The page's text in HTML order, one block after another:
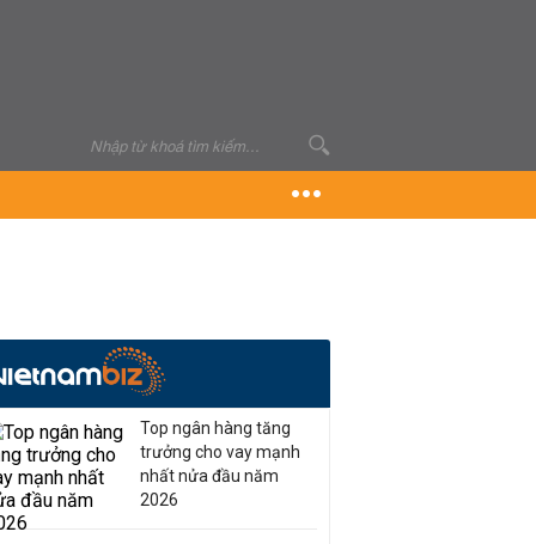
Top ngân hàng tăng
trưởng cho vay mạnh
nhất nửa đầu năm
2026